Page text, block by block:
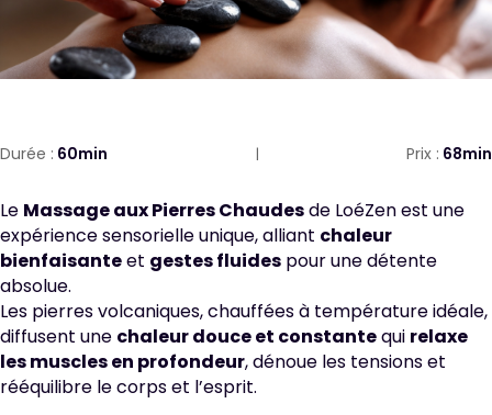
Durée : 60min Prix : 68min
Le Massage aux Pierres Chaudesde LoéZen est une
expérience sensorielle unique, alliant chaleur
bienfaisanteet gestes fluides pour une détente
absolue.
Les pierres volcaniques, chauffées à température idéale,
diffusent une chaleur douce et constantequi relaxe
les muscles en profondeur, dénoue les tensions et
rééquilibre le corps et l’esprit.